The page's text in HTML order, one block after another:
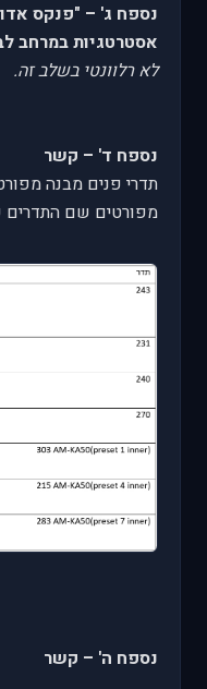
נספח ג' – "פנקס
אסטרטגיות במרחב
לא רלוונטי בשלב זה.
נספח ד' – קשר
תדרי פנים מבנה
מפורטים שם התדרים
נספח ה' – קשר